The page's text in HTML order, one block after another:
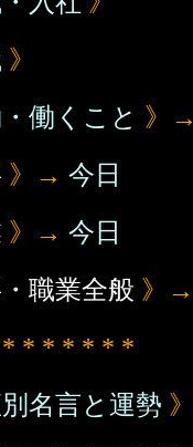
》
働くこと 》→
》→ 今日
》→ 今日
職業全般 》→
* * * * * *
名言と運勢 》